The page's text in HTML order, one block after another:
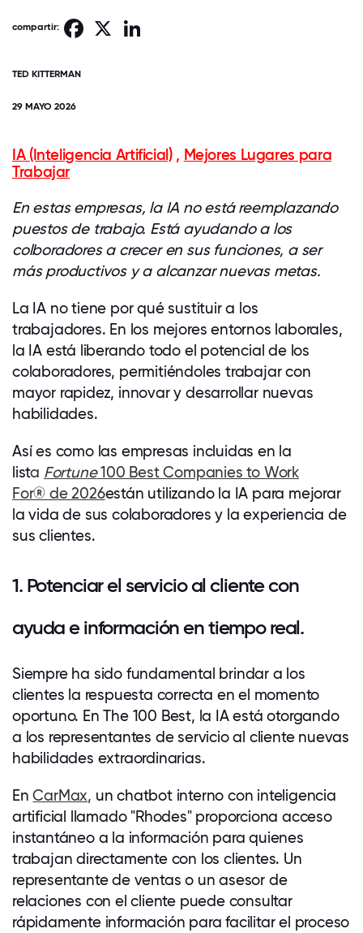
compartir: Facebook
TED KITTERMAN
29 MAYO 2026
IA (Inteligencia Artificial), Mejores Lugares para
Trabajar
En estas empresas, la IA no está reemplazando
puestos de trabajo. Está ayudando a los
colboradores a crecer en sus funciones, a ser
más productivos y a alcanzar nuevas metas.
La IA no tiene por qué sustituir a los
trabajadores. En los mejores entornos laborales,
la IA está liberando todo el potencial de los
colaboradores, permitiéndoles trabajar con
mayor rapidez, innovar y desarrollar nuevas
habilidades.
Así es como las empresas incluidas en la
lista Fortune100 Best Companies to Work
For® de 2026están utilizando la IA para mejorar
la vida de sus colaboradores y la experiencia de
sus clientes.
1. Potenciar el servicio al cliente con
ayuda e información en tiempo real.
Siempre ha sido fundamental brindar a los
clientes la respuesta correcta en el momento
oportuno. En The 100 Best, la IA está otorgando
a los representantes de servicio al cliente nuevas
habilidades extraordinarias.
EnCarMax, un chatbot interno con inteligencia
artificial llamado "Rhodes" proporciona acceso
instantáneo a la información para quienes
trabajan directamente con los clientes. Un
representante de ventas o un asesor de
relaciones con el cliente puede consultar
rápidamente información para facilitar el proceso